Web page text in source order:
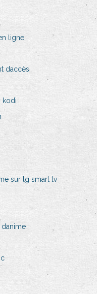
ligne
daccès
kodi
sur lg smart tv